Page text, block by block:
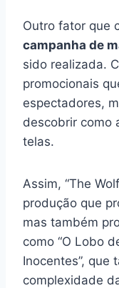
Outro fator que
campanha de
sido realizada.
promocionais
espectadores,
descobrir como
telas.
Assim, “The
produção que
mas também
como “O Lobo
Inocentes”, que
complexidade